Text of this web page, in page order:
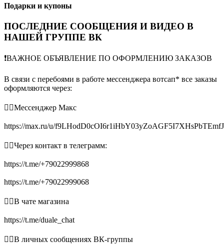
Подарки и купоны
ПОСЛЕДНИЕ СООБЩЕНИЯ И ВИДЕО В
НАШЕЙ ГРУППЕ ВК
❗️ВАЖНОЕ ОБЪЯВЛЕНИЕ ПО ОФОРМЛЕНИЮ ЗАКАЗОВ
В связи с перебоями в работе мессенджера вотсап* все заказы
оформляются через:
👉🏻Мессенджер Макс
https://max.ru/u/
👉🏻Через контакт в телеграмм:
https://t.me/+79022999868
https://t.me/+79022999068
👉🏻В чате магазина
https://t.me/duale_chat
👉🏻В личных сообщениях ВК-группы